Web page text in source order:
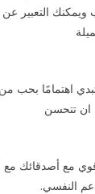
التعبير
اهتمامًا بحب
ان تتحسن
مع أصدقائك مع
النفسي.